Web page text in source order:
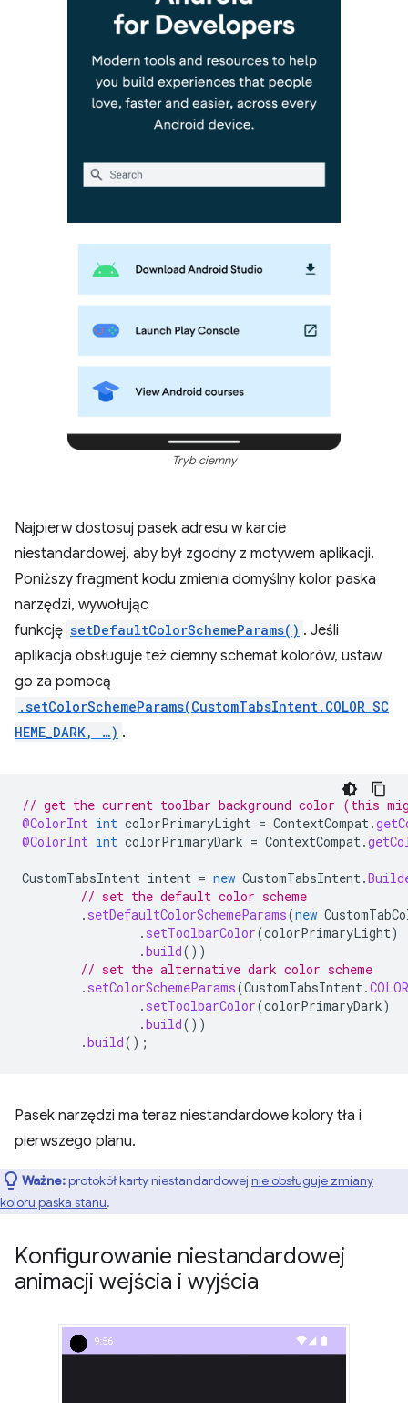
Tryb ciemny
Najpierw dostosuj pasek adresu w karcie
niestandardowej, aby był zgodny z motywem aplikacji.
Poniższy fragment kodu zmienia domyślny kolor paska
narzędzi, wywołując
funkcję setDefaultColorSchemeParams() . Jeśli
aplikacja obsługuje też ciemny schemat kolorów, ustaw
go za pomocą
.setColorSchemeParams(CustomTabsIntent.COLOR_SC
HEME_DARK, …) .
// get the current toolbar background color (this
@ColorInt int colorPrimaryLight = ContextCompat.
@ColorInt int colorPrimaryDark = ContextCompat.
CustomTabsIntent intent = new CustomTabsIntent.
// set the default color scheme
. setDefaultColorSchemeParams(new
. setToolbarColor(colorPrimaryLight)
.build())
// set the alternative dark color scheme
. setColorSchemeParams(CustomTabsIntent.
. setToolbarColor(colorPrimaryDark)
.build())
.build();
Pasek narzędzi ma teraz niestandardowe kolory tła i
pierwszego planu.
Ważne:protokół karty niestandardowej nie obsługuje zmiany
koloru paska stanu.
Konfigurowanie niestandardowej
animacji wejścia i wyjścia